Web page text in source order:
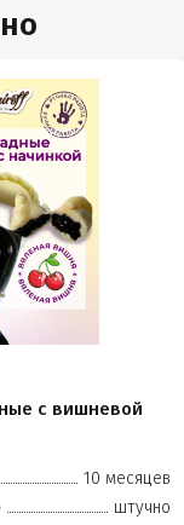
с вишневой
10 месяцев
штучно